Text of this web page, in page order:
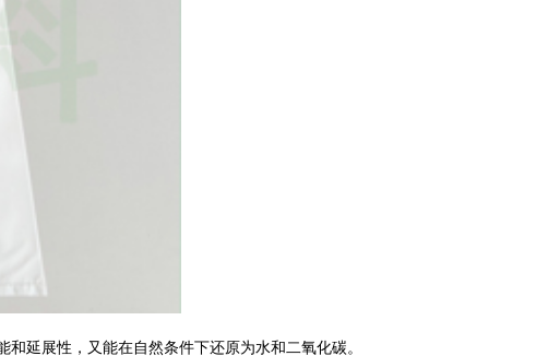
延展性，又能在自然条件下还原为水和二氧化碳。